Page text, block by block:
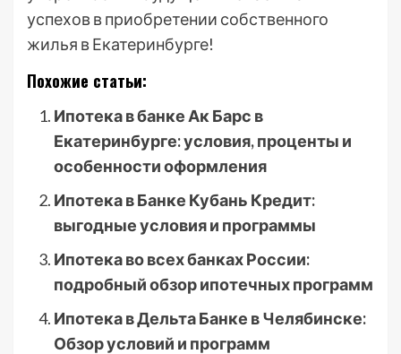
успехов в приобретении собственного
жилья в Екатеринбурге!
Похожие статьи:
Ипотека в банке Ак Барс в
Екатеринбурге: условия, проценты и
особенности оформления
Ипотека в Банке Кубань Кредит:
выгодные условия и программы
Ипотека во всех банках России:
подробный обзор ипотечных программ
Ипотека в Дельта Банке в Челябинске:
Обзор условий и программ